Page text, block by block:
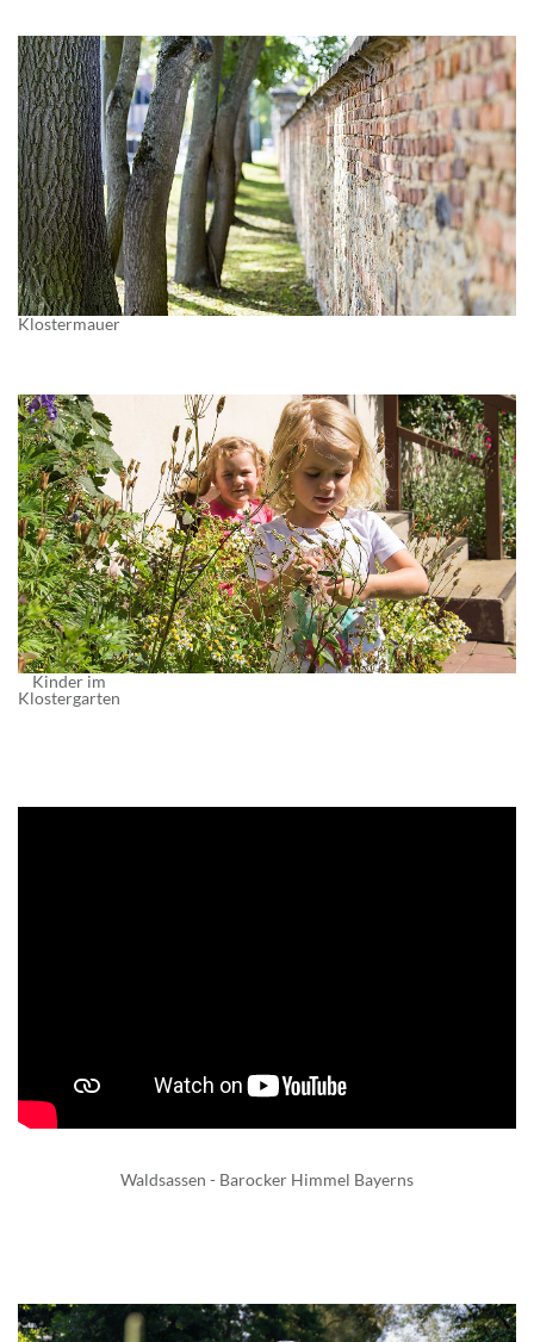
Klostermauer
Kinder im
Klostergarten
Waldsassen - Barocker Himmel Bayerns